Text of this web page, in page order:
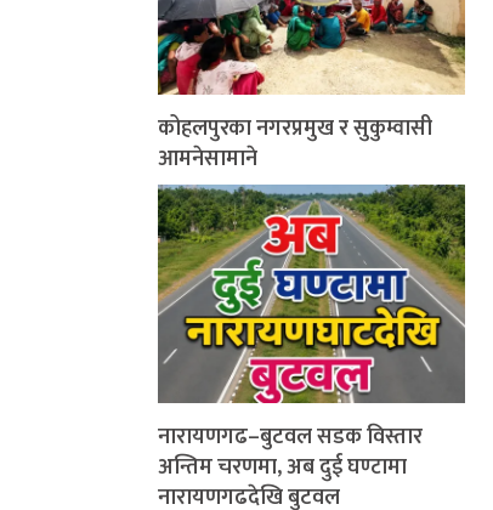
कोहलपुरका नगरप्रमुख र सुकुम्वासी
आमनेसामाने
नारायणगढ–बुटवल सडक विस्तार
अन्तिम चरणमा, अब दुई घण्टामा
नारायणगढदेखि बुटवल